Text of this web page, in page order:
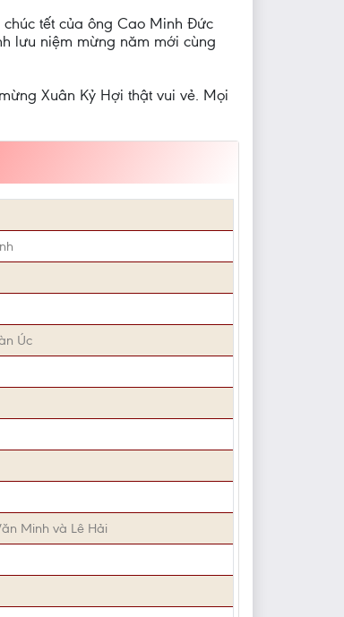
tết của ông Cao Minh Đức
lưu niệm mừng năm mới cùng
Xuân Kỷ Hợi thật vui vẻ. Mọi
Úc
Minh và Lê Hải